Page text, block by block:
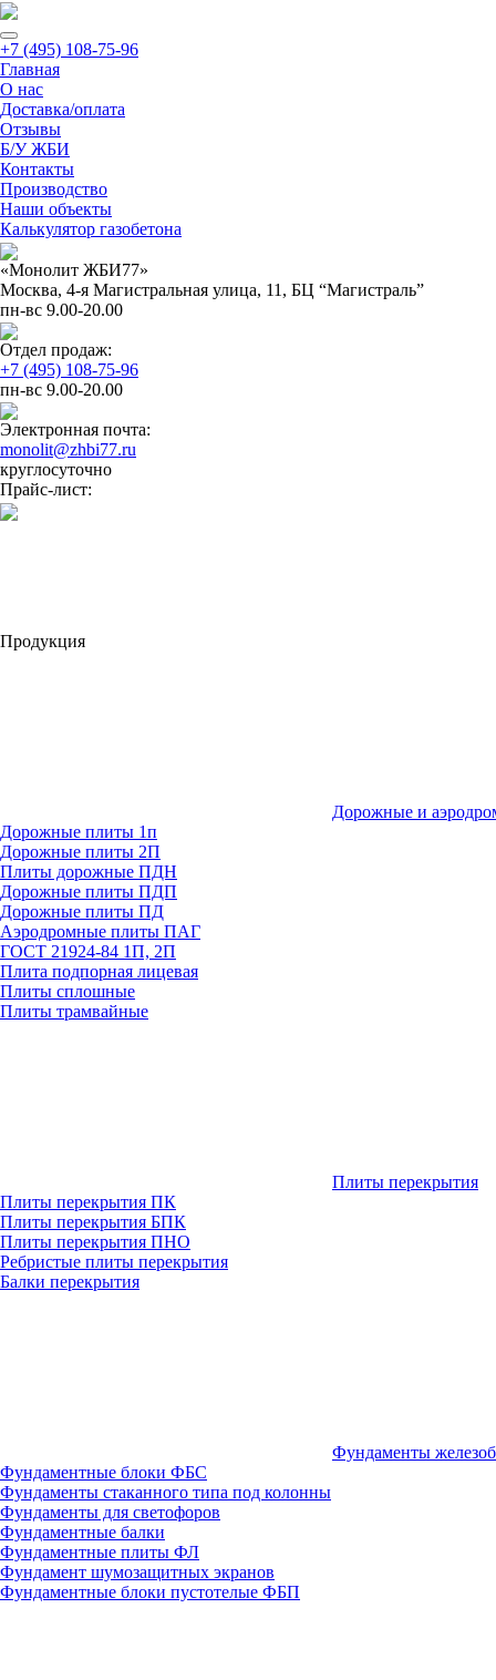
+7 (495) 108-75-96
Главная
О нас
Доставка/оплата
Отзывы
Б/У ЖБИ
Контакты
Производство
Наши объекты
Калькулятор газобетона
«Монолит ЖБИ77»
Москва, 4-я Магистральная улица, 11, ​БЦ “Магистраль”
пн-вс 9.00-20.00
Отдел продаж:
+7 (495) 108-75-96
пн-вс 9.00-20.00
Электронная почта:
monolit@zhbi77.ru
круглосуточно
Прайс-лист:
Продукция
Дорожные и
Дорожные плиты 1п
Дорожные плиты 2П
Плиты дорожные ПДН
Дорожные плиты ПДП
Дорожные плиты ПД
Аэродромные плиты ПАГ
ГОСТ 21924-84 1П, 2П
Плита подпорная лицевая
Плиты сплошные
Плиты трамвайные
Плиты перекрытия
Плиты перекрытия ПК
Плиты перекрытия БПК
Плиты перекрытия ПНО
Ребристые плиты перекрытия
Балки перекрытия
Фундаменты
Фундаментные блоки ФБС
Фундаменты стаканного типа под колонны
Фундаменты для светофоров
Фундаментные балки
Фундаментные плиты ФЛ
Фундамент шумозащитных экранов
Фундаментные блоки пустотелые ФБП